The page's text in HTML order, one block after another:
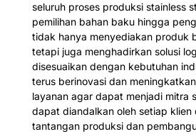
seluruh proses produksi stainless
pemilihan bahan baku hingga
tidak hanya menyediakan produk
tetapi juga menghadirkan solusi
disesuaikan dengan kebutuhan
terus berinovasi dan
layanan agar dapat menjadi mitra
dapat diandalkan oleh setiap klien
tantangan produksi dan